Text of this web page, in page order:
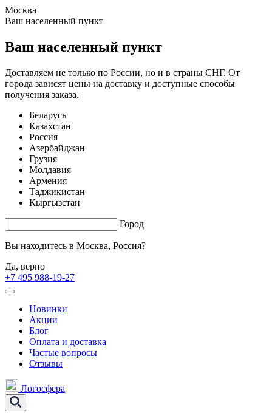
Москва
Ваш населенный пункт
Ваш населенный пункт
Доставляем не только по России, но и в страны СНГ. От
города зависят цены на доставку и доступные способы
получения заказа.
Беларусь
Казахстан
Россия
Азербайджан
Грузия
Молдавия
Армения
Таджикистан
Кыргызстан
Город
Вы находитесь в Москва, Россия?
Да, верно
+7 495 988-19-27
Новинки
Акции
Блог
Оплата и доставка
Частые вопросы
Отзывы
Логосфера